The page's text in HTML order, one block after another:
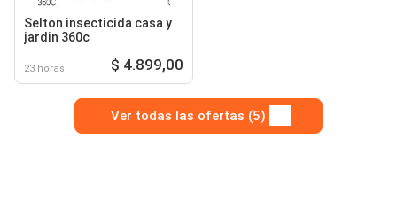
Selton insecticida casa y
jardin 360c
23 horas $ 4.899,00
Ver todas las ofertas (5)